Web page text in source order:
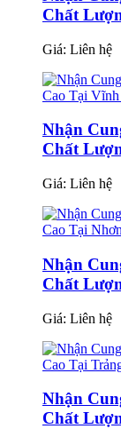
Chất
Giá: Liên hệ
Nhận
Chất
Giá: Liên hệ
Nhận
Chất
Giá: Liên hệ
Nhận
Chất